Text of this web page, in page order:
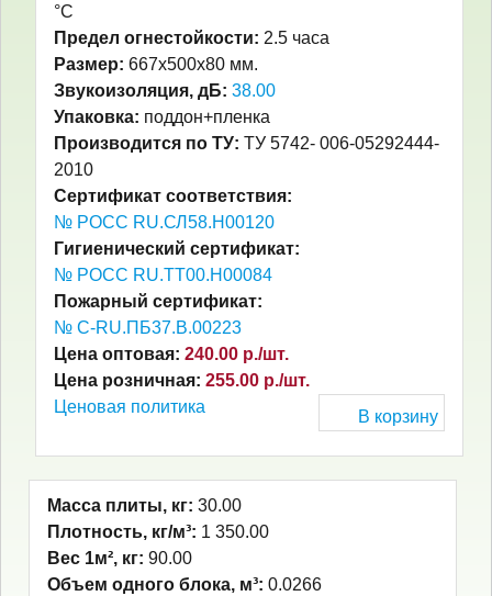
°С
Предел огнестойкости: 2.5 часа
Размер: 667x500x80 мм.
Звукоизоляция, дБ: 38.00
Упаковка: поддон+пленка
Производится по ТУ: ТУ 5742- 006-05292444-
2010
Сертификат соответствия:
№ РОСС RU.СЛ58.Н00120
Гигиенический сертификат:
№ РОСС RU.ТТ00.Н00084
Пожарный сертификат:
№ C-RU.ПБ37.В.00223
Цена оптовая: 240.00 р./шт.
Цена розничная: 255.00 р./шт.
Ценовая политика
В корзину
Масса плиты, кг: 30.00
Плотность, кг/м³: 1 350.00
Вес 1м², кг: 90.00
Объем одного блока, м³: 0.0266